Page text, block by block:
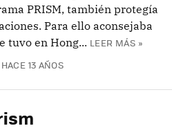
PRISM, también protegía
Para ello aconsejaba
tuvo en Hong... LEER MÁS »
HACE 13 AÑOS